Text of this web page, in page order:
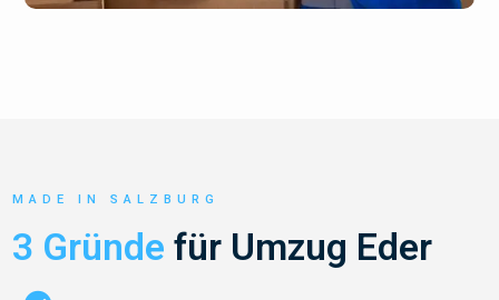
MADE IN SALZBURG
3 Gründe für Umzug Eder